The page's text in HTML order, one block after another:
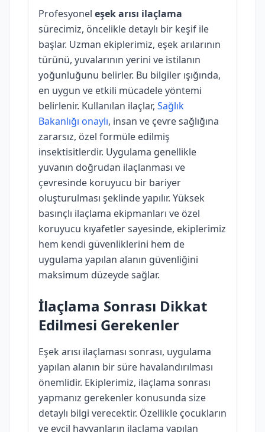
Profesyonel eşek arısı ilaçlama
sürecimiz, öncelikle detaylı bir keşif ile
başlar. Uzman ekiplerimiz, eşek arılarının
türünü, yuvalarının yerini ve istilanın
yoğunluğunu belirler. Bu bilgiler ışığında,
en uygun ve etkili mücadele yöntemi
belirlenir. Kullanılan ilaçlar, Sağlık
Bakanlığı onaylı, insan ve çevre sağlığına
zararsız, özel formüle edilmiş
insektisitlerdir. Uygulama genellikle
yuvanın doğrudan ilaçlanması ve
çevresinde koruyucu bir bariyer
oluşturulması şeklinde yapılır. Yüksek
basınçlı ilaçlama ekipmanları ve özel
koruyucu kıyafetler sayesinde, ekiplerimiz
hem kendi güvenliklerini hem de
uygulama yapılan alanın güvenliğini
maksimum düzeyde sağlar.
İlaçlama Sonrası Dikkat
Edilmesi Gerekenler
Eşek arısı ilaçlaması sonrası, uygulama
yapılan alanın bir süre havalandırılması
önemlidir. Ekiplerimiz, ilaçlama sonrası
yapmanız gerekenler konusunda size
detaylı bilgi verecektir. Özellikle çocukların
ve evcil hayvanların ilaçlama yapılan